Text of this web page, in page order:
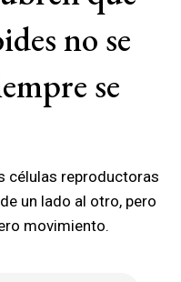
no se
se
células reproductoras
un lado al otro, pero
movimiento.